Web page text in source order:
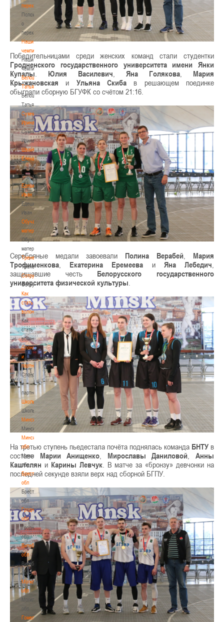
переходах
Положение
о
переходах
Наши
чемпионы
Наши
чемпионы
Белошапко
Татьяна
Белошапко
Татьяна
Сумникова
Ирина
Сумникова
Ирина
Швайбович
Елена
Швайбович
Елена
Едешко
Иван
Едешко
Иван
Обучающие
материалы
Обучающие
материалы
Тренерам
Тренерам
Сотрудничество
Сотрудничество
Как
стать
волонтером
Как
стать
волонтером
Спонсоры
и
партнеры
Спонсоры
и
партнеры
Школы
Школы
Минск
Минск
Минская
обл
Минская
обл
Брестская
обл
Брестская
обл
Гродненская
обл
Гродненская
обл
Витебская
обл
Витебская
обл
Могилевская
обл
Могилевская
обл
Гомельская
Победительницами среди женских команд стали студентки
Гродненского государственного университета имени Янки
Купалы
Юлия Василевич Яна Голякова
Мария
Крыжановская и Ульяна Скиба в решающем поединке
обыграли сборную БГУФК со счётом 21:16.
Серебряные медали завоевали Полина Верабей
Мария
Трофименкова
Екатерина Еремеева и Яна Лебедич
защищавшие честь Белорусского государственного
университета физической культуры
На третью ступень пьедестала почёта поднялась команда БНТУ в
составе Марии Анищенко Мирославы Даниловой ,Анны
Каштелян и Карины Левчук. В матче за «бронзу» девчонки на
последней секунде взяли верх над сборной БГПУ.